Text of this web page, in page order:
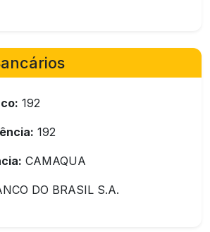
192
192
CAMAQUA
DO BRASIL S.A.